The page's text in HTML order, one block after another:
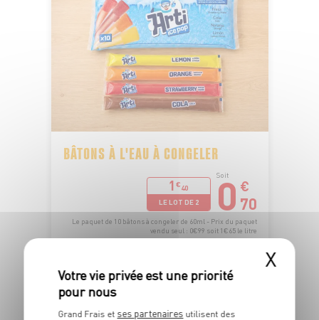
BÂTONS À L'EAU À CONGELER
1€40
LE LOT DE 2
Soit
0 €
70
Le paquet de 10 bâtons à congeler de 60ml - Prix du paquet
vendu seul : 0€99 soit 1€65 le litre
TOUTES NOS PROMOTIONS
X
Grand Frais et ses partenaires utilisent des